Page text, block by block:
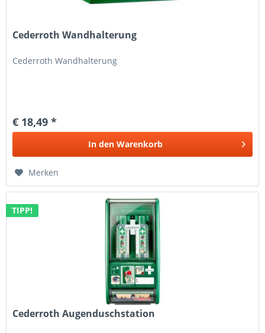
Cederroth Wandhalterung
Cederroth Wandhalterung
€ 18,49 *
In den Warenkorb
Merken
TIPP!
Cederroth Augenduschstation